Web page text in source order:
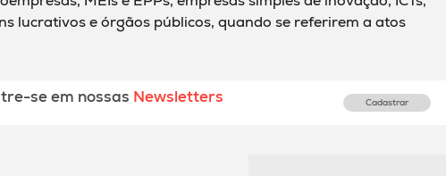
lucrativos e órgãos públicos, quando se referirem a atos
se em nossas Newsletters Cadastrar